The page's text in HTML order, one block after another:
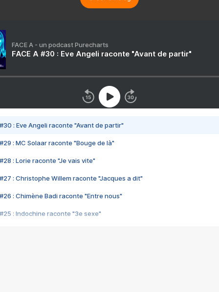
FACE A - un podcast Purecharts
FACE A #30 : Eve Angeli raconte "Avant de partir"
#30 : Eve Angeli raconte "Avant de partir"
#29 : MC Solaar raconte "Bouge de là"
#28 : Lorie raconte "Je vais vite"
#27 : Christophe Willem raconte "Jacques a dit"
#26 : Chimène Badi raconte "Entre nous"
#25 : Indochine raconte "3e sexe"